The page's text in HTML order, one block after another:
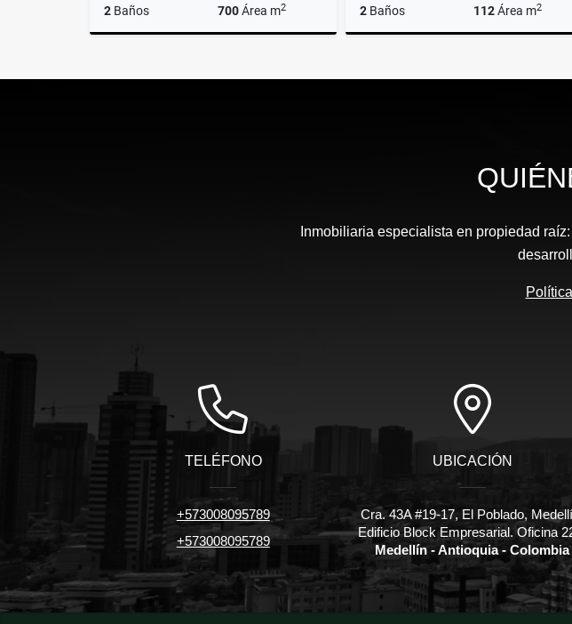
2 Baños 700Área m2
$3.500.000.000
2 Baños 112Área m2
$1.600.000.000
Inmobiliaria especialista en propiedad
TELÉFONO
+573008095789
+573008095789
UBICACIÓN
Cra. 43A #19-17, El Poblado,
Edificio Block Empresarial. Oficina
Medellín - Antioquia - Colombia